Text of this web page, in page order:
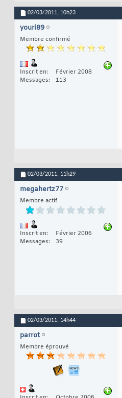
02/03/2011, 10h23
youri89
Membre confirmé
Inscrit en
Février 2008
Messages
113
02/03/2011, 11h29
megahertz77
Membre actif
Inscrit en
Février 2006
Messages
39
02/03/2011, 14h44
parrot
Membre éprouvé